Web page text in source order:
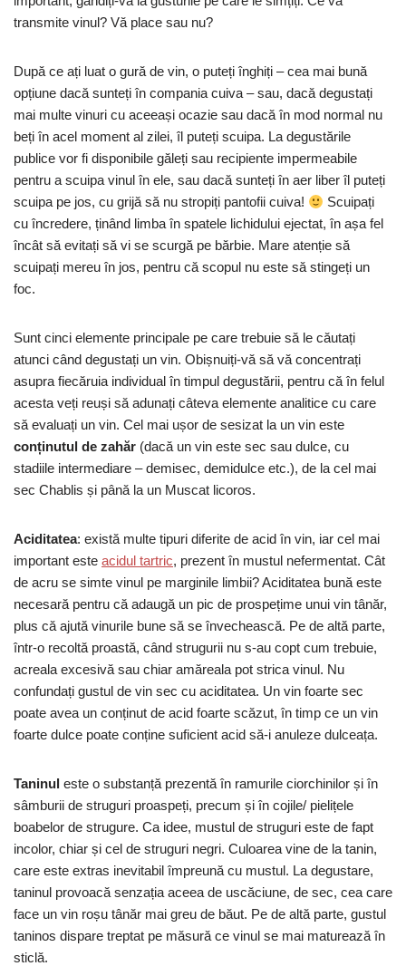
transmite vinul? Vă place sau nu?
După ce ați luat o gură de vin, o puteți înghiți – cea mai bună
opțiune dacă sunteți în compania cuiva – sau, dacă degustați
mai multe vinuri cu aceeași ocazie sau dacă în mod normal nu
beți în acel moment al zilei, îl puteți scuipa. La degustările
publice vor fi disponibile găleți sau recipiente impermeabile
pentru a scuipa vinul în ele, sau dacă sunteți în aer liber îl puteți
scuipa pe jos, cu grijă să nu stropiți pantofii cuiva!
Scuipați
cu încredere, ținând limba în spatele lichidului ejectat, în așa fel
încât să evitați să vi se scurgă pe bărbie. Mare atenție să
scuipați mereu în jos, pentru că scopul nu este să stingeți un
foc.
Sunt cinci elemente principale pe care trebuie să le căutați
atunci când degustați un vin. Obișnuiți-vă să vă concentrați
asupra fiecăruia individual în timpul degustării, pentru că în felul
acesta veți reuși să adunați câteva elemente analitice cu care
să evaluați un vin. Cel mai ușor de sesizat la un vin este
conținutul de zahăr (dacă un vin este sec sau dulce, cu
stadiile intermediare – demisec, demidulce etc.), de la cel mai
sec Chablis și până la un Muscat licoros.
Aciditatea: există multe tipuri diferite de acid în vin, iar cel mai
important este acidul tartric, prezent în mustul nefermentat. Cât
de acru se simte vinul pe marginile limbii? Aciditatea bună este
necesară pentru că adaugă un pic de prospețime unui vin tânăr,
plus că ajută vinurile bune să se învechească. Pe de altă parte,
într-o recoltă proastă, când strugurii nu s-au copt cum trebuie,
acreala excesivă sau chiar amăreala pot strica vinul. Nu
confundați gustul de vin sec cu aciditatea. Un vin foarte sec
poate avea un conținut de acid foarte scăzut, în timp ce un vin
foarte dulce poate conține suficient acid să-i anuleze dulceața.
Taninul este o substanță prezentă în ramurile ciorchinilor și în
sâmburii de struguri proaspeți, precum și în cojile/ pielițele
boabelor de strugure. Ca idee, mustul de struguri este de fapt
incolor, chiar și cel de struguri negri. Culoarea vine de la tanin,
care este extras inevitabil împreună cu mustul. La degustare,
taninul provoacă senzația aceea de uscăciune, de sec, cea care
face un vin roșu tânăr mai greu de băut. Pe de altă parte, gustul
taninos dispare treptat pe măsură ce vinul se mai maturează în
sticlă.